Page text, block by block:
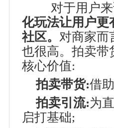
对于用户来
化玩法让用户更
社区。 对商家而
也很高。拍卖带
核心价值:
拍卖带货:借
拍卖引流:为
启打基础;